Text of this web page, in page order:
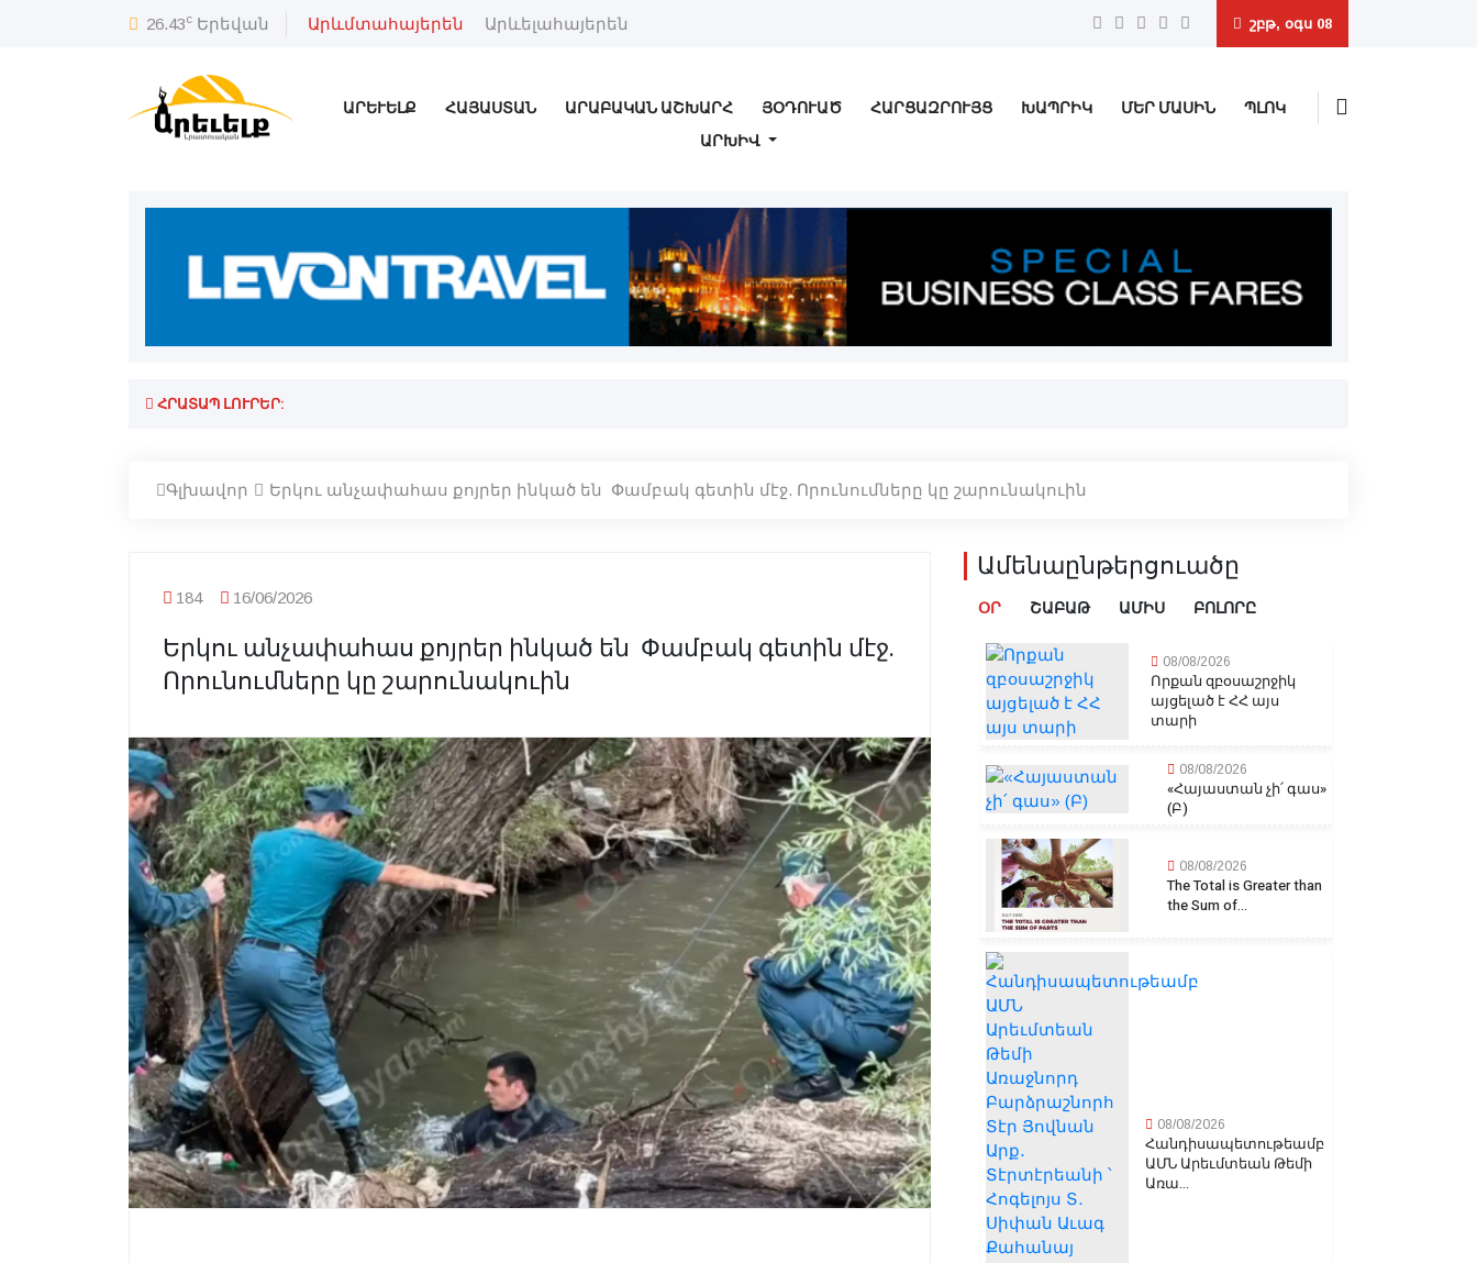
26.43c Երեվան Արևմտահայերեն Արևելահայերեն շբթ, օգս 08
ԱՐԵՒԵԼՔ ՀԱՅԱՍՏԱՆ ԱՐԱԲԱԿԱՆ ԱՇԽԱՐՀ ՅՕԴՈՒԱԾ ՀԱՐՑԱԶՐՈՒՅՑ ԽԱՊՐԻԿ ՄԵՐ ՄԱՍԻՆ
ՊԼՈԿ
ԱՐԽԻՎ
ՀՐԱՏԱՊ ԼՈՒՐԵՐ:
Գլխավոր Երկու անչափահաս քոյրեր ինկած են Փամբակ գետին մէջ. Որունումները կը շարունակուին
184 16/06/2026
Երկու անչափահաս քոյրեր ինկած են Փամբակ գետին մէջ.
Որունումները կը շարունակուին
Ամենաընթերցուածը
ՕՐ ՇԱԲԱԹ ԱՄԻՍ ԲՈԼՈՐԸ
08/08/2026
Որքան զբօսաշրջիկ
այցելած է ՀՀ այս
տարի
08/08/2026
«Հայաստան չի՛ գաս»
(Բ)
08/08/2026
The Total is Greater than
the Sum of...
08/08/2026
Հանդիսապետութեամբ
ԱՄՆ Արեւմտեան Թեմի
Առա...